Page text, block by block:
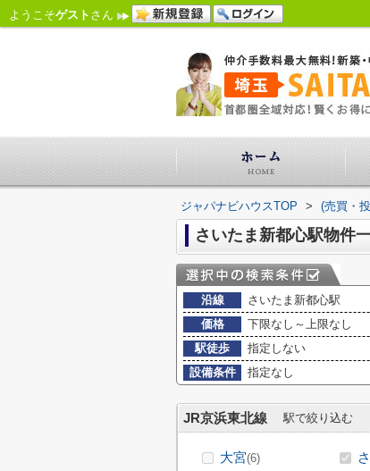
ようこそゲスト さん
ジャパナビハウスTOP > (売買・
さいたま新都心駅物件
沿線
さいたま新都心駅
価格
下限なし～上限なし
駅徒歩
指定しない
設備条件
指定なし
JR京浜東北線 駅で絞り込む
大宮(6)